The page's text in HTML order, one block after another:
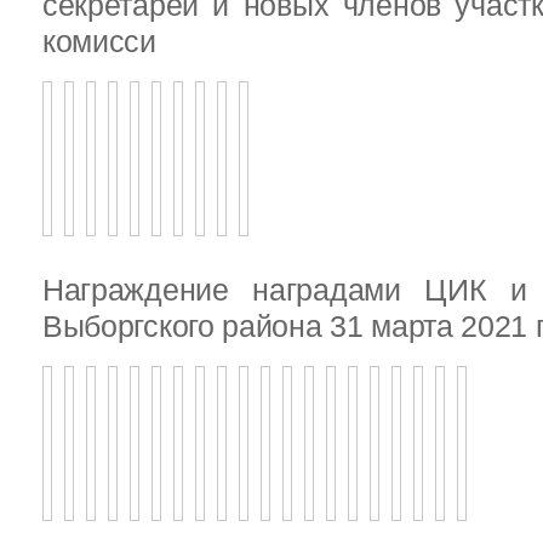
комисси
Награждение наградами ЦИК
Выборгского района 31 марта 2021